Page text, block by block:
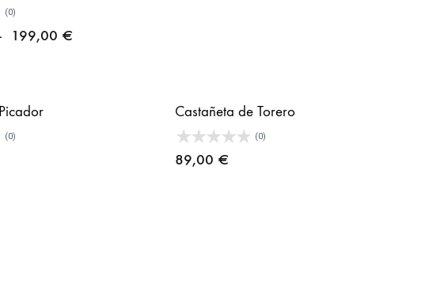
(0)
199,00 €Plage
(0)
Castañeta de Torero
(0)
89,00 €